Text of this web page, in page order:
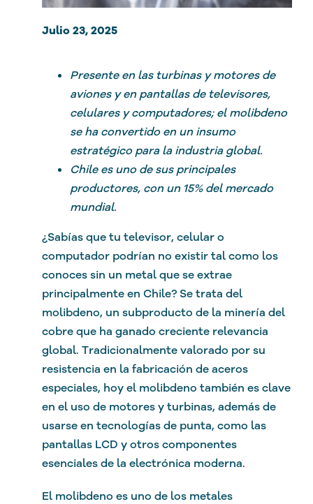
Julio 23, 2025
Presente en las turbinas y motores de
aviones y en pantallas de televisores,
celulares y computadores; el molibdeno
se ha convertido en un insumo
estratégico para la industria global.
Chile es uno de sus principales
productores, con un 15% del mercado
mundial.
¿Sabías que tu televisor, celular o
computador podrían no existir tal como los
conoces sin un metal que se extrae
principalmente en Chile? Se trata del
molibdeno, un subproducto de la minería del
cobre que ha ganado creciente relevancia
global. Tradicionalmente valorado por su
resistencia en la fabricación de aceros
especiales, hoy el molibdeno también es clave
en el uso de motores y turbinas, además de
usarse en tecnologías de punta, como las
pantallas LCD y otros componentes
esenciales de la electrónica moderna.
El molibdeno es uno de los metales